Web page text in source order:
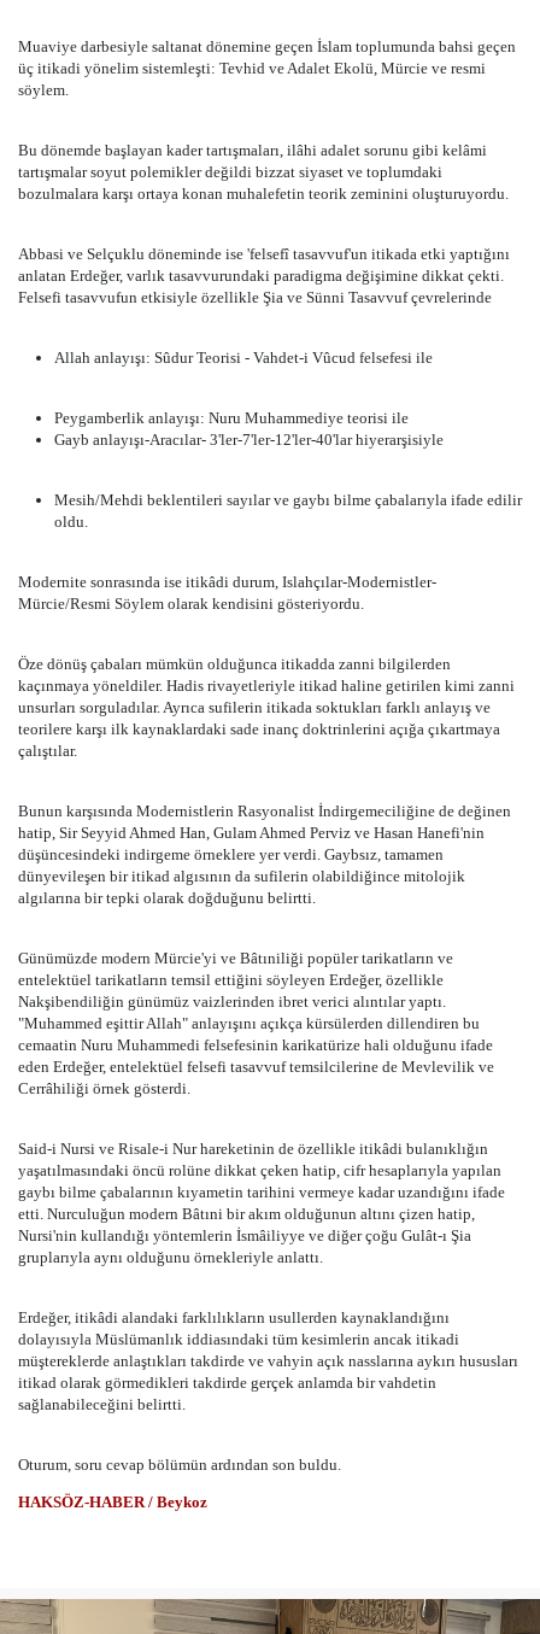
Muaviye darbesiyle saltanat dönemine geçen İslam toplumunda bahsi geçen
üç itikadi yönelim sistemleşti: Tevhid ve Adalet Ekolü, Mürcie ve resmi
söylem.
Bu dönemde başlayan kader tartışmaları, ilâhi adalet sorunu gibi kelâmi
tartışmalar soyut polemikler değildi bizzat siyaset ve toplumdaki
bozulmalara karşı ortaya konan muhalefetin teorik zeminini oluşturuyordu.
Abbasi ve Selçuklu döneminde ise 'felsefî tasavvuf'un itikada etki yaptığını
anlatan Erdeğer, varlık tasavvurundaki paradigma değişimine dikkat çekti.
Felsefi tasavvufun etkisiyle özellikle Şia ve Sünni Tasavvuf çevrelerinde
Allah anlayışı: Sûdur Teorisi - Vahdet-i Vûcud felsefesi ile
Peygamberlik anlayışı: Nuru Muhammediye teorisi ile
Gayb anlayışı-Aracılar- 3'ler-7'ler-12'ler-40'lar hiyerarşisiyle
Mesih/Mehdi beklentileri sayılar ve gaybı bilme çabalarıyla ifade edilir
oldu.
Modernite sonrasında ise itikâdi durum, Islahçılar-Modernistler-
Mürcie/Resmi Söylem olarak kendisini gösteriyordu.
Öze dönüş çabaları mümkün olduğunca itikadda zanni bilgilerden
kaçınmaya yöneldiler. Hadis rivayetleriyle itikad haline getirilen kimi zanni
unsurları sorguladılar. Ayrıca sufilerin itikada soktukları farklı anlayış ve
teorilere karşı ilk kaynaklardaki sade inanç doktrinlerini açığa çıkartmaya
çalıştılar.
Bunun karşısında Modernistlerin Rasyonalist İndirgemeciliğine de değinen
hatip, Sir Seyyid Ahmed Han, Gulam Ahmed Perviz ve Hasan Hanefi'nin
düşüncesindeki indirgeme örneklere yer verdi. Gaybsız, tamamen
dünyevileşen bir itikad algısının da sufilerin olabildiğince mitolojik
algılarına bir tepki olarak doğduğunu belirtti.
Günümüzde modern Mürcie'yi ve Bâtıniliği popüler tarikatların ve
entelektüel tarikatların temsil ettiğini söyleyen Erdeğer, özellikle
Nakşibendiliğin günümüz vaizlerinden ibret verici alıntılar yaptı.
"Muhammed eşittir Allah" anlayışını açıkça kürsülerden dillendiren bu
cemaatin Nuru Muhammedi felsefesinin karikatürize hali olduğunu ifade
eden Erdeğer, entelektüel felsefi tasavvuf temsilcilerine de Mevlevilik ve
Cerrâhiliği örnek gösterdi.
Said-i Nursi ve Risale-i Nur hareketinin de özellikle itikâdi bulanıklığın
yaşatılmasındaki öncü rolüne dikkat çeken hatip, cifr hesaplarıyla yapılan
gaybı bilme çabalarının kıyametin tarihini vermeye kadar uzandığını ifade
etti. Nurculuğun modern Bâtıni bir akım olduğunun altını çizen hatip,
Nursi'nin kullandığı yöntemlerin İsmâiliyye ve diğer çoğu Gulât-ı Şia
gruplarıyla aynı olduğunu örnekleriyle anlattı.
Erdeğer, itikâdi alandaki farklılıkların usullerden kaynaklandığını
dolayısıyla Müslümanlık iddiasındaki tüm kesimlerin ancak itikadi
müştereklerde anlaştıkları takdirde ve vahyin açık nasslarına aykırı hususları
itikad olarak görmedikleri takdirde gerçek anlamda bir vahdetin
sağlanabileceğini belirtti.
Oturum, soru cevap bölümün ardından son buldu.
HAKSÖZ-HABER / Beykoz